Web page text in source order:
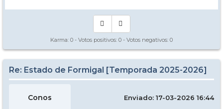
Karma: 0 - Votos positivos: 0 - Votos negativos: 0
Re: Estado de Formigal [Temporada 2025-2026]
Conos Enviado: 17-03-2026 16:44